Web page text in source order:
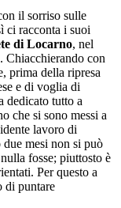
il sorriso sulle
ci racconta i suoi
di Locarno, nel
Chiacchierando con
prima della ripresa
e di voglia di
dedicato tutto a
che si sono messi a
lavoro di
mesi non si può
fosse; piuttosto è
Per questo a
di puntare